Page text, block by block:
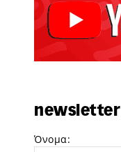
newsletter
Όνομα: